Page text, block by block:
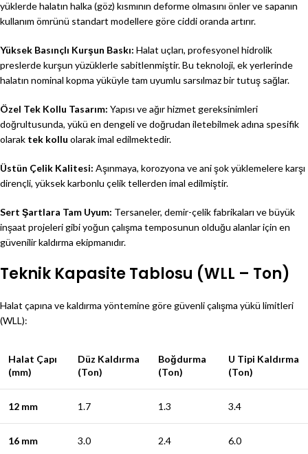
yüklerde halatın halka (göz) kısmının deforme olmasını önler ve sapanın
kullanım ömrünü standart modellere göre ciddi oranda artırır.
Yüksek Basınçlı Kurşun Baskı: Halat uçları, profesyonel hidrolik
preslerde kurşun yüzüklerle sabitlenmiştir. Bu teknoloji, ek yerlerinde
halatın nominal kopma yüküyle tam uyumlu sarsılmaz bir tutuş sağlar.
Özel Tek Kollu Tasarım: Yapısı ve ağır hizmet gereksinimleri
doğrultusunda, yükü en dengeli ve doğrudan iletebilmek adına spesifik
olarak tek kollu olarak imal edilmektedir.
Üstün Çelik Kalitesi: Aşınmaya, korozyona ve ani şok yüklemelere karşı
dirençli, yüksek karbonlu çelik tellerden imal edilmiştir.
Sert Şartlara Tam Uyum: Tersaneler, demir-çelik fabrikaları ve büyük
inşaat projeleri gibi yoğun çalışma temposunun olduğu alanlar için en
güvenilir kaldırma ekipmanıdır.
Teknik Kapasite Tablosu (WLL – Ton)
Halat çapına ve kaldırma yöntemine göre güvenli çalışma yükü limitleri
(WLL):
Halat Çapı
(mm)
Düz Kaldırma
(Ton)
Boğdurma
(Ton)
U Tipi Kaldırma
(Ton)
12 mm 1.7 1.3 3.4
16 mm 3.0 2.4 6.0